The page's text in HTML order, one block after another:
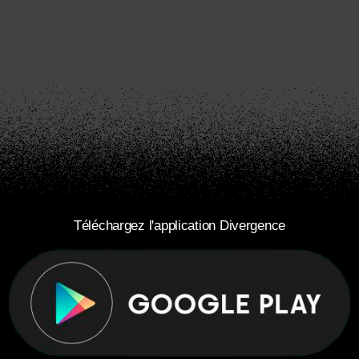
Téléchargez l'application Divergence